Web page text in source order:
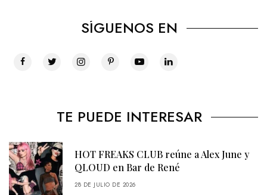
SÍGUENOS EN
TE PUEDE INTERESAR
HOT FREAKS CLUB reúne a Alex June y
QLOUD en Bar de René
28 DE JULIO DE 2026